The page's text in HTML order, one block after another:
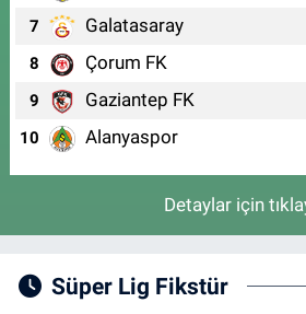
7 Galatasaray
8 Çorum FK
9 Gaziantep FK
10 Alanyaspor
Detaylar için
Süper Lig Fikstür